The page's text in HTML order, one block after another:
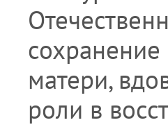
матери,
роли в